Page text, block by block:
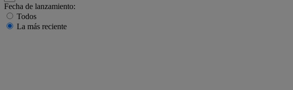
Fecha de lanzamiento:
Todos
La más reciente